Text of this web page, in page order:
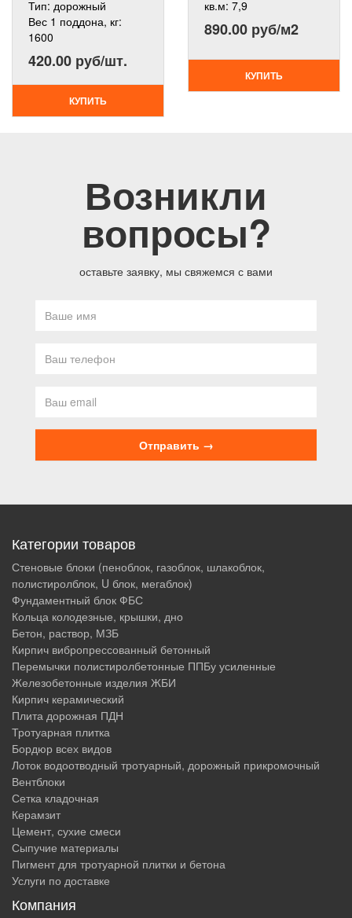
Тип: дорожный
Вес 1 поддона, кг:
1600
420.00 руб/шт.
КУПИТЬ
кв.м: 7,9
890.00 руб/м2
КУПИТЬ
Возникли
вопросы?
оставьте заявку, мы свяжемся с вами
Категории товаров
Стеновые блоки (пеноблок, газоблок, шлакоблок,
полистиролблок, U блок, мегаблок)
Фундаментный блок ФБС
Кольца колодезные, крышки, дно
Бетон, раствор, МЗБ
Кирпич вибропрессованный бетонный
Перемычки полистиролбетонные ППБу усиленные
Железобетонные изделия ЖБИ
Кирпич керамический
Плита дорожная ПДН
Тротуарная плитка
Бордюр всех видов
Лоток водоотводный тротуарный, дорожный прикромочный
Вентблоки
Сетка кладочная
Керамзит
Цемент, сухие смеси
Сыпучие материалы
Пигмент для тротуарной плитки и бетона
Услуги по доставке
Компания